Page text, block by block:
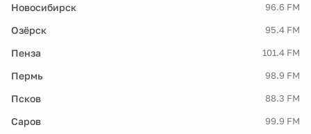
Новосибирск 96.6 FM
Озёрск 95.4 FM
Пенза 101.4 FM
Пермь 98.9 FM
Псков 88.3 FM
Саров 99.9 FM